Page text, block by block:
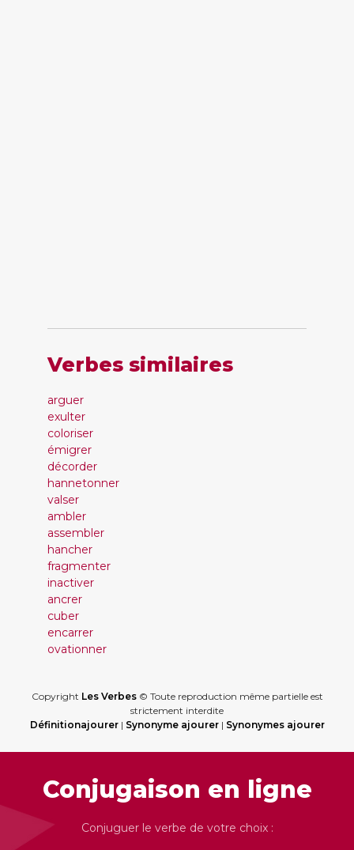
Verbes similaires
arguer
exulter
coloriser
émigrer
décorder
hannetonner
valser
ambler
assembler
hancher
fragmenter
inactiver
ancrer
cuber
encarrer
ovationner
Copyright Les Verbes© Toute reproduction même partielle est
strictement interdite
Définitionajourer| Synonyme ajourer| Synonymes ajourer
Conjugaison en ligne
Conjuguer le verbe de votre choix :